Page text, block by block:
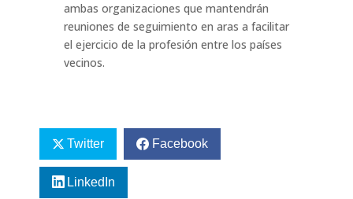
ambas organizaciones que mantendrán
reuniones de seguimiento en aras a facilitar
el ejercicio de la profesión entre los países
vecinos.
Twitter Facebook
LinkedIn